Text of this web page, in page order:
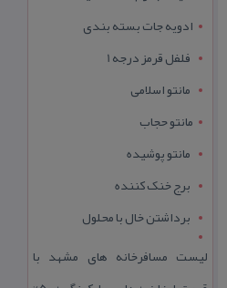
ادویه جات بسته بندی
فلفل قرمز درجه 1
مانتو اسلامی
مانتو حجاب
مانتو پوشیده
برج خنک کننده
برداشتن خال با محلول
لیست مسافرخانه های مشهد با